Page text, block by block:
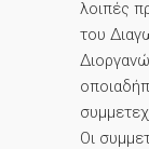
λοιπές
του
Οι